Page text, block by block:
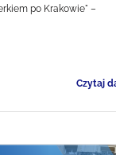
po Krakowie" –
Czytaj